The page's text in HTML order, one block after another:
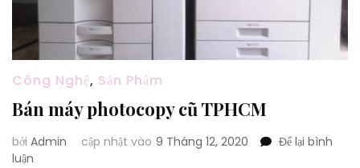
Công Nghệ, Sản Phẩm
Bán máy photocopy cũ TPHCM
bởi Admin cập nhật vào 9 Tháng 12, 2020
Để lại bình
luận